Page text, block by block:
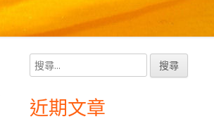
Main
Sidebar
搜
尋
關
鍵
近期文章